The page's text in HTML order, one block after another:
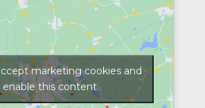
marketing cookies and
enable this content